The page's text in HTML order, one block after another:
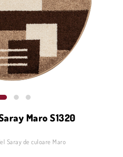
Maro S1320
Saray de culoare Maro